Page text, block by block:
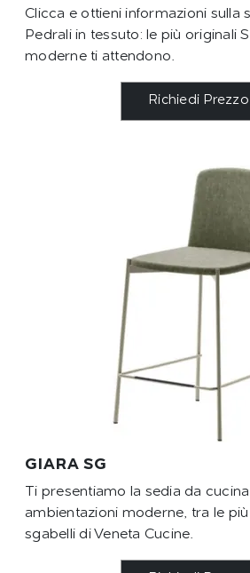
Clicca e ottieni informazioni sulla
Pedrali in tessuto: le più originali
moderne ti attendono.
Richiedi Prezzo
GIARA SG
Ti presentiamo la sedia da
ambientazioni moderne, tra le
sgabelli di Veneta Cucine.